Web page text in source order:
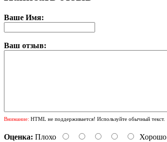
Ваше Имя:
Ваш отзыв:
Внимание: HTML не поддерживается! Используйте обычный текст.
Оценка: Плохо Хорошо